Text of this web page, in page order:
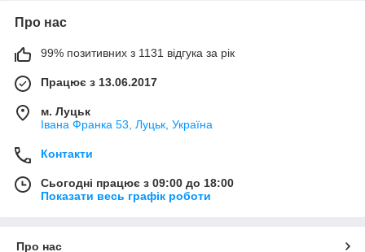
Про нас
99% позитивних з 1131 відгука за рік
Працює з 13.06.2017
м. Луцьк
Івана Франка 53, Луцьк, Україна
Контакти
Сьогодні працює з 09:00 до 18:00
Показати весь графік роботи
Про нас